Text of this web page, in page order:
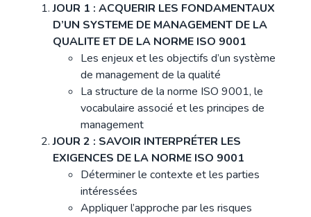
JOUR 1 : ACQUERIR LES FONDAMENTAUX
D’UN SYSTEME DE MANAGEMENT DE LA
QUALITE ET DE LA NORME ISO 9001
Les enjeux et les objectifs d’un système
de management de la qualité
La structure de la norme ISO 9001, le
vocabulaire associé et les principes de
management
JOUR 2 : SAVOIR INTERPRÉTER LES
EXIGENCES DE LA NORME ISO 9001
Déterminer le contexte et les parties
intéressées
Appliquer l’approche par les risques